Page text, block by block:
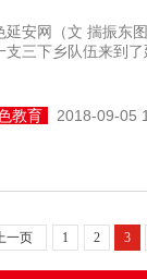
延安网（文 揣振东
支三下乡队伍来到
教育 2018-09-05
一页 1 2 3